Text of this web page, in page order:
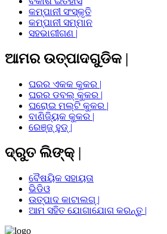
କମ୍ପାନୀ ସଂସ୍କୃତି
କମ୍ପାନୀ ସମ୍ମାନ
ସହଭାଗୀଗଣ |
ଆମର ଉତ୍ପାଦଗୁଡିକ |
ଘରର ଏକକ କୁକର |
ଘରର ଡବଲ୍ କୁକର |
ଘରୋଇ ମଲ୍ଟି କୁକର |
ବାଣିଜ୍ୟିକ କୁକର |
ରେଞ୍ଜ୍ ହୁଡ୍ |
ଦ୍ରୁତ ଲିଙ୍କ୍ |
ବୈଷୟିକ ସହାୟତା
ଭିଡିଓ
ଉତ୍ପାଦ କାଟାଲଗ୍ |
ଆମ ସହିତ ଯୋଗାଯୋଗ କରନ୍ତୁ |